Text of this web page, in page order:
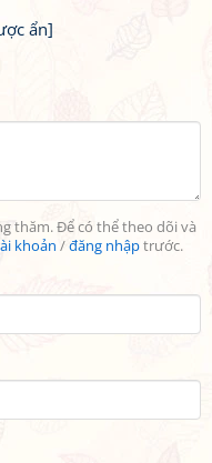
thăm. Để có thể theo dõi và
khoản /đăng nhậptrước.
ẩn]